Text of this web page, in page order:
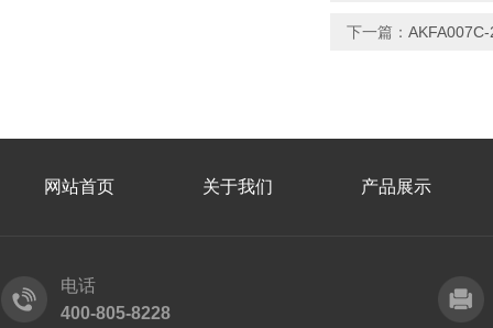
下一篇：
网站首页 关于我们 产品展示
电话
400-805-8228